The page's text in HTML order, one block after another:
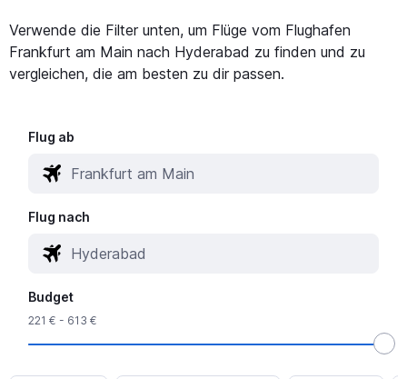
Verwende die Filter unten, um Flüge vom Flughafen
Frankfurt am Main nach Hyderabad zu finden und zu
vergleichen, die am besten zu dir passen.
Flug ab
Flug nach
Budget
221 € - 613 €